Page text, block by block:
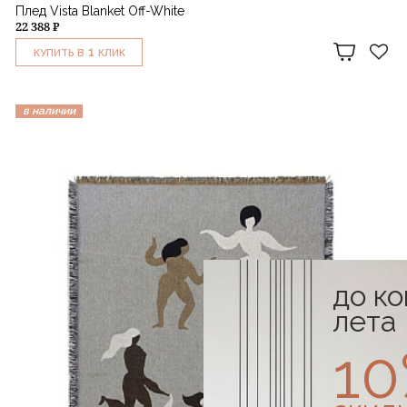
Плед Vista Blanket Off-White
22 388 ₽
КУПИТЬ В 1 КЛИК
в наличии
до
лета